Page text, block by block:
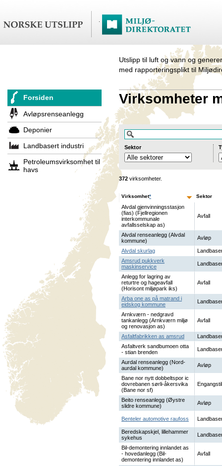
Utslipp til luft og vann og
med rapporteringsplikt til
Forsiden
Avløpsrenseanlegg
Deponier
Landbasert industri
Petroleumsvirksomhet til
havs
Virksomheter
Sektor
372 virksomheter.
Virksomhet* Sektor
Alvdal gjenvinningsstasjon
(fias) (Fjellregionen
interkommunale
avfallsselskap as)
Avfall
Alvdal renseanlegg (Alvdal
kommune)
Avløp
Alvdal skurlag
Amsrud pukkverk
maskinservice
Anlegg for lagring av
returtre og hageavfall
(Horisont miljøpark iks)
Avfall
Arba one as på matrand i
eidskog kommune
Arnkværn - nedgravd
tankanlegg (Arnkværn miljø
og renovasjon as)
Avfall
Asfaltfabrikken as amsrud
Asfaltverk sandbumoen otta
- stian brenden
Aurdal renseanlegg (Nord-
aurdal kommune)
Avløp
Bane nor nytt dobbeltspor ic
dovrebanen sørli-åkersvika
(Bane nor sf)
Beito renseanlegg (Øystre
slidre kommune)
Avløp
Benteler automotive raufoss
Beredskapskjel, lillehammer
sykehus
Bil-demontering innlandet as
- hovedanlegg (Bil-
demontering innlandet as)
Avfall